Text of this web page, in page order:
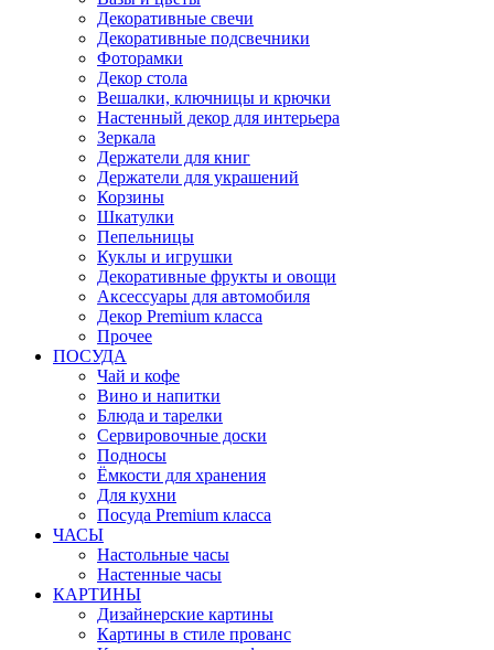
Декоративные свечи
Декоративные подсвечники
Фоторамки
Декор стола
Вешалки, ключницы и крючки
Настенный декор для интерьера
Зеркала
Держатели для книг
Держатели для украшений
Корзины
Шкатулки
Пепельницы
Куклы и игрушки
Декоративные фрукты и овощи
Аксессуары для автомобиля
Декор Premium класса
Прочее
ПОСУДА
Чай и кофе
Вино и напитки
Блюда и тарелки
Сервировочные доски
Подносы
Ёмкости для хранения
Для кухни
Посуда Premium класса
ЧАСЫ
Настольные часы
Настенные часы
КАРТИНЫ
Дизайнерские картины
Картины в стиле прованс